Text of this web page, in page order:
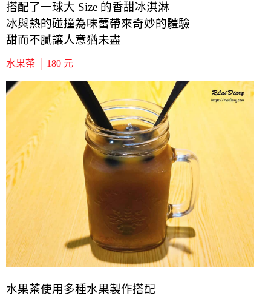
搭配了一球大 Size 的香甜冰淇淋
冰與熱的碰撞為味蕾帶來奇妙的體驗
甜而不膩讓人意猶未盡
水果茶 │ 180 元
水果茶使用多種水果製作搭配